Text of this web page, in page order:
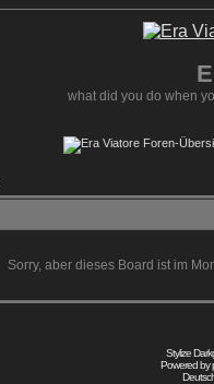
what did you do when
Sorry, aber dieses Board ist im
Stylize
Powered by